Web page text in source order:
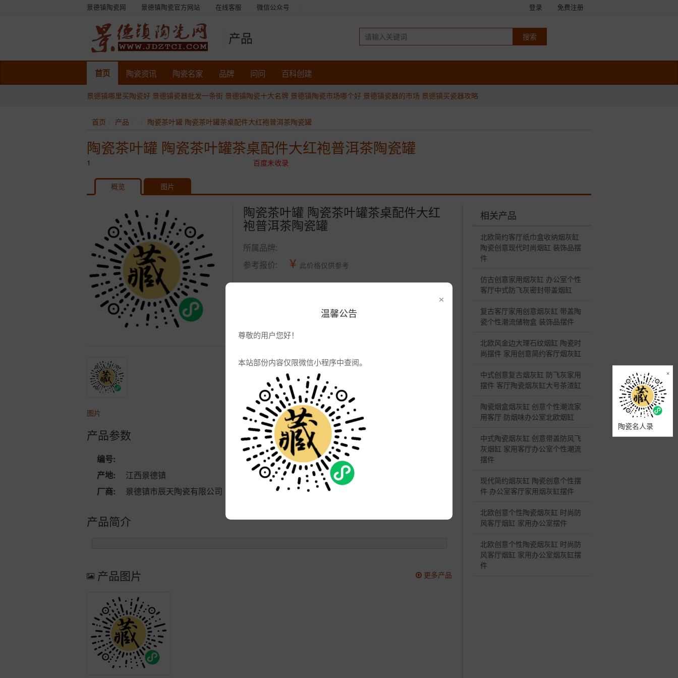
×
温馨公告
尊敬的用户您好！
本站部份内容仅限微信小程序中查阅。
景德镇陶瓷网 景德镇陶瓷官方网站 在线客服 微信公众号 登录 免费注册
产品
首页 陶瓷资讯 陶瓷名家 品牌 问问 百科创建
景德镇哪里买陶瓷好 景德镇瓷器批发一条街 景德镇陶瓷十大名牌 景德镇陶瓷市场哪个好 景德镇瓷器的市场 景德镇买瓷器攻略
×
陶瓷名人录
首页 产品 陶瓷茶叶罐 陶瓷茶叶罐茶桌配件大红袍普洱茶陶瓷罐
陶瓷茶叶罐 陶瓷茶叶罐茶桌配件大红袍普洱茶陶瓷罐
1 百度未收录
概览 图片
图片
陶瓷茶叶罐 陶瓷茶叶罐茶桌配件大红
袍普洱茶陶瓷罐
所属品牌:
参考报价:
¥ 此价格仅供参考
产品参数
编号:
品牌:
产地:
江西景德镇 次数:
1853
厂商:
景德镇市辰天陶瓷有限公司 更新: 2021-05-14 17:49:20
产品简介
更多产品
产品图片
相关产品
北欧简约客厅纸巾盒收纳烟灰缸
陶瓷创意现代时尚烟缸 装饰品摆
件
仿古创意家用烟灰缸 办公室个性
客厅中式防飞灰密封带盖烟缸
复古客厅家用创意烟灰缸 带盖陶
瓷个性潮流储物盒 装饰品摆件
北欧风金边大理石纹烟缸 陶瓷时
尚摆件 家用创意简约客厅烟灰缸
中式创意复古烟灰缸 防飞灰家用
摆件 客厅陶瓷烟灰缸大号茶渣缸
陶瓷烟盒烟灰缸 创意个性潮流家
用客厅 防烟味办公室北欧烟缸
中式陶瓷烟灰缸 创意带盖防风飞
灰烟缸 家用客厅办公室个性潮流
摆件
现代简约烟灰缸 陶瓷创意个性摆
件 办公室客厅家用烟灰缸摆件
北欧创意个性陶瓷烟灰缸 时尚防
风客厅烟缸 家用办公室摆件
北欧创意个性陶瓷烟灰缸 时尚防
风客厅烟缸 家用办公室烟灰缸摆
件